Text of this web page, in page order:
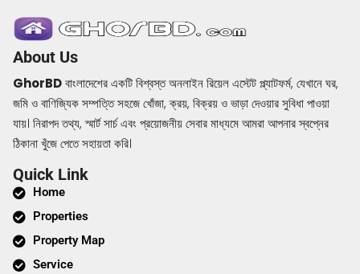
About Us
GhorBDবাংলাদেশের একটি বিশ্বস্ত অনলাইন রিয়েল এস্টেট প্ল্যাটফর্ম, যেখানে ঘর,
জমি ও বাণিজ্যিক সম্পত্তি সহজে খোঁজা, ক্রয়, বিক্রয় ও ভাড়া দেওয়ার সুবিধা পাওয়া
যায়। নিরাপদ তথ্য, স্মার্ট সার্চ এবং প্রয়োজনীয় সেবার মাধ্যমে আমরা আপনার স্বপ্নের
ঠিকানা খুঁজে পেতে সহায়তা করি।
Quick Link
Home
Properties
Property Map
Service